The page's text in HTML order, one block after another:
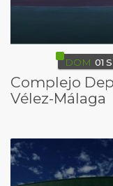
DOM 01
Complejo
Vélez-Málaga